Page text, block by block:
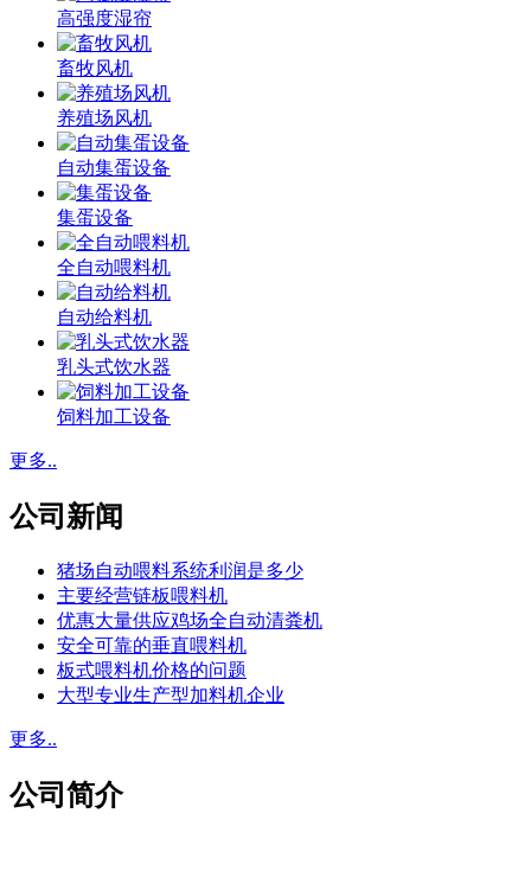
高强度湿帘
畜牧风机
养殖场风机
自动集蛋设备
集蛋设备
全自动喂料机
自动给料机
乳头式饮水器
饲料加工设备
更多..
公司新闻
猪场自动喂料系统利润是多少
主要经营链板喂料机
优惠大量供应鸡场全自动清粪机
安全可靠的垂直喂料机
板式喂料机价格的问题
大型专业生产型加料机企业
更多..
公司简介